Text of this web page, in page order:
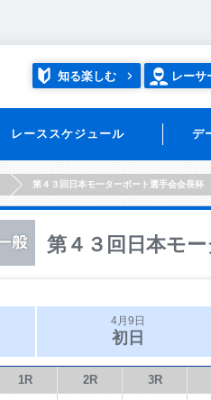
知る楽しむ レーサ
レーススケジュール デ
第４３回日本モーターボート選手会会長杯
第４３回日本モ
4月9日
初日
1R 2R 3R